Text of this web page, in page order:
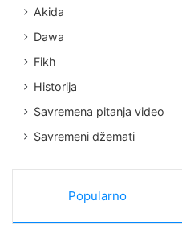
Akida
Dawa
Fikh
Historija
Savremena pitanja video
Savremeni džemati
Popularno